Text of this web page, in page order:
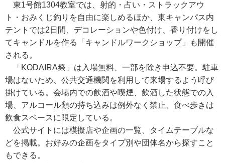
東1号館1304教室では、射的・占い・ストラックアウ
ト・おみくじ釣りを自由に楽しめるほか、東キャンパス内
テントでは2日間、デコレーションや色付け、香り付けをし
てキャンドルを作る「キャンドルワークショップ」も開催
される。
「KODAIRA祭」は入場無料、一部を除き申込不要。駐車
場はないため、公共交通機関を利用して来場するよう呼び
掛けている。会場内での飲酒や喫煙、飲酒した状態での入
場、アルコール類の持ち込みは例外なく禁止、食べ歩きは
飲食スペースに限定している。
公式サイトには模擬店や企画の一覧、タイムテーブルな
どを掲載。お好みの企画をタイプ別や団体名から探すこと
もできる。